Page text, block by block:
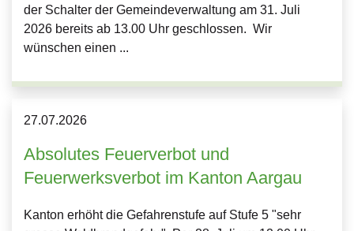
der Schalter der Gemeindeverwaltung am 31. Juli
2026 bereits ab 13.00 Uhr geschlossen. Wir
wünschen einen ...
27.07.2026
Absolutes Feuerverbot und
Feuerwerksverbot im Kanton Aargau
Kanton erhöht die Gefahrenstufe auf Stufe 5 "sehr